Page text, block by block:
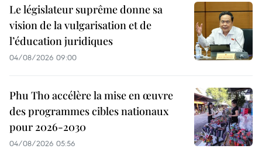
Le législateur suprême donne sa
vision de la vulgarisation et de
l’éducation juridiques
04/08/2026 09:00
Phu Tho accélère la mise en œuvre
des programmes cibles nationaux
pour 2026-2030
04/08/2026 05:56